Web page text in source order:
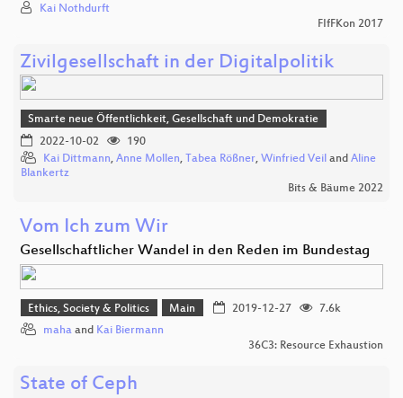
Kai Nothdurft
FIfFKon 2017
Zivilgesellschaft in der Digitalpolitik
Smarte neue Öffentlichkeit, Gesellschaft und Demokratie
2022-10-02
190
Kai Dittmann, Anne Mollen, Tabea Rößner, Winfried Veil and Aline
Blankertz
Bits & Bäume 2022
Vom Ich zum Wir
Gesellschaftlicher Wandel in den Reden im Bundestag
Ethics, Society & Politics Main 2019-12-27
7.6k
maha and Kai Biermann
36C3: Resource Exhaustion
State of Ceph